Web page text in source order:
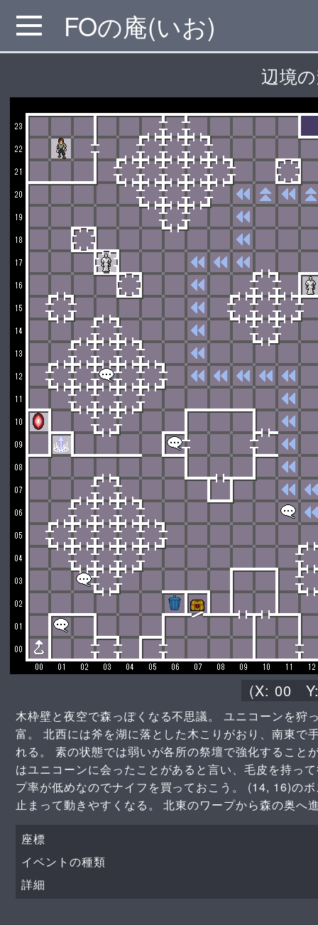
MENU FOの庵(いお)
辺境
(X: 00
木枠壁と夜空で森っぽくなる不思議。 ユニコーンを狩
富。 北西には斧を湖に落とした木こりがおり、南東で
れる。 素の状態では弱いが各所の祭壇で強化すること
はユニコーンに会ったことがあると言い、毛皮を持っ
プ率が低めなのでナイフを買っておこう。 (14, 16)の
止まって動きやすくなる。 北東のワープから森の奥へ
座標
イベントの種類
詳細